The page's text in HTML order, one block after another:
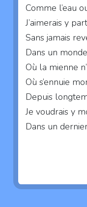
Comme l’eau
J’aimerais y
Sans jamais
Dans un
Où la mienne
Où s’ennuie
Depuis
Je voudrais y
Dans un